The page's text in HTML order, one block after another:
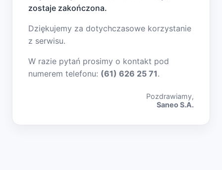
zostaje zakończona.
Dziękujemy za dotychczasowe korzystanie
z serwisu.
W razie pytań prosimy o kontakt pod
numerem telefonu: (61) 626 25 71.
Pozdrawiamy,
Saneo S.A.